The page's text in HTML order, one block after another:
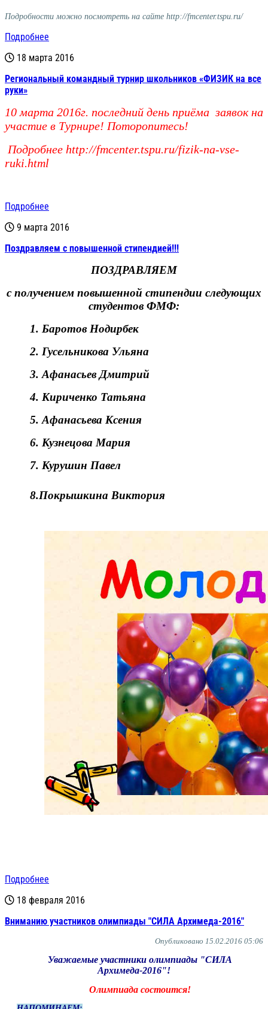
Подробности можно посмотреть на сайте http://fmcenter.tspu.ru/
Подробнее
18 марта 2016
Региональный командный турнир школьников «ФИЗИК на все
руки»
10 марта 2016г. последний день приёма заявок на
участие в Турнире! Поторопитесь!
Подробнее http://fmcenter.tspu.ru/fizik-na-vse-
ruki.html
Подробнее
9 марта 2016
Поздравляем с повышенной стипендией!!!
ПОЗДРАВЛЯЕМ
с получением повышенной стипендии следующих
студентов ФМФ:
1. Баротов Нодирбек
2. Гусельникова Ульяна
3.Афанасьев Дмитрий
4. Кириченко Татьяна
5.Афанасьева Ксения
6. Кузнецова Мария
7. Курушин Павел
8.Покрышкина Виктория
Подробнее
18 февраля 2016
Вниманию участников олимпиады "СИЛА Архимеда-2016"
Опубликовано 15.02.2016 05:06
Уважаемые участники олимпиады "СИЛА
Архимеда-2016"!
Олимпиада состоится!